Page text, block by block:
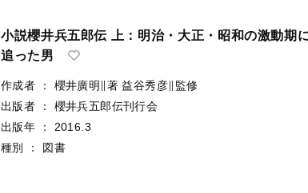
小説櫻井兵五郎伝 上：明治・大正・昭和の激動期
追った男
作成者 ： 櫻井廣明∥著 益谷秀彦∥監修
出版者
：
櫻井兵五郎伝刊行会
出版年
：
2016.3
種別
： 図書